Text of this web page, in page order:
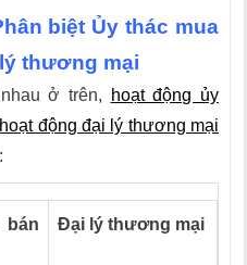
biệt Ủy thác mua
thương mại
ở trên,
hoạt động ủy
động đại lý thương mại
bán
Đại lý thương mại